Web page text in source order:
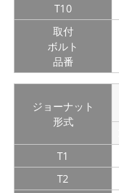
T10
取付
ボルト
品番
ジョーナット
形式
T1
T2